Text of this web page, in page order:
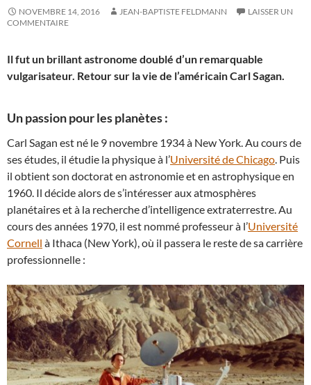
NOVEMBRE 14, 2016 JEAN-BAPTISTE FELDMANN
LAISSER UN
COMMENTAIRE
Il fut un brillant astronome doublé d’un remarquable
vulgarisateur. Retour sur la vie de l’américain Carl Sagan.
Un passion pour les planètes :
Carl Sagan est né le 9 novembre 1934 à New York. Au cours de
ses études, il étudie la physique à l’Université de Chicago. Puis
il obtient son doctorat en astronomie et en astrophysique en
1960. Il décide alors de s’intéresser aux atmosphères
planétaires et à la recherche d’intelligence extraterrestre. Au
cours des années 1970, il est nommé professeur à l’Université
Cornell à Ithaca (New York), où il passera le reste de sa carrière
professionnelle :